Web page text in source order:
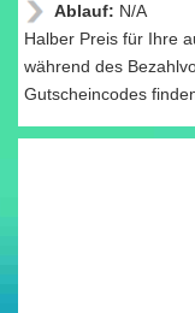
Ablauf: N/A
Halber Preis für Ihre
während des
Gutscheincodes